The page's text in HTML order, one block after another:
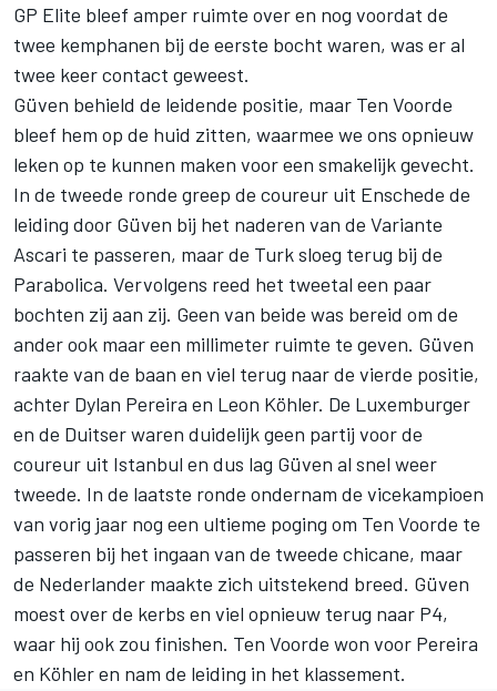
GP Elite bleef amper ruimte over en nog voordat de
twee kemphanen bij de eerste bocht waren, was er al
twee keer contact geweest.
Güven behield de leidende positie, maar Ten Voorde
bleef hem op de huid zitten, waarmee we ons opnieuw
leken op te kunnen maken voor een smakelijk gevecht.
In de tweede ronde greep de coureur uit Enschede de
leiding door Güven bij het naderen van de Variante
Ascari te passeren, maar de Turk sloeg terug bij de
Parabolica. Vervolgens reed het tweetal een paar
bochten zij aan zij. Geen van beide was bereid om de
ander ook maar een millimeter ruimte te geven. Güven
raakte van de baan en viel terug naar de vierde positie,
achter Dylan Pereira en Leon Köhler. De Luxemburger
en de Duitser waren duidelijk geen partij voor de
coureur uit Istanbul en dus lag Güven al snel weer
tweede. In de laatste ronde ondernam de vicekampioen
van vorig jaar nog een ultieme poging om Ten Voorde te
passeren bij het ingaan van de tweede chicane, maar
de Nederlander maakte zich uitstekend breed. Güven
moest over de kerbs en viel opnieuw terug naar P4,
waar hij ook zou finishen. Ten Voorde won voor Pereira
en Köhler en nam de leiding in het klassement.